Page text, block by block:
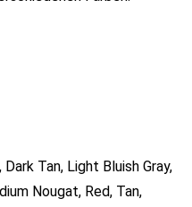
Dark Tan, Light Bluish Gray,
Nougat, Red, Tan,